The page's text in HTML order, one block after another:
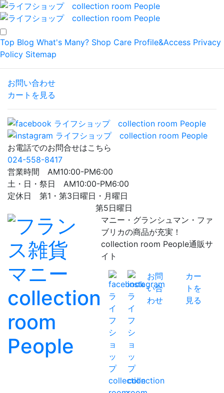
Top Blog What's Many? Shop Care Profile&Access Privacy
Policy Sitemap
お問い合わせ
カートを見る
お電話でのお問合せはこちら
024-558-8417
営業時間 AM10:00-PM6:00
土・日・祭日 AM10:00-PM6:00
定休日 第1・第3日曜日・月曜日
第5日曜日
マニー・グランシュマン・ファ
ブリカの商品が充実！
collection room People通販サ
イト
お問
い合
わせ
カー
トを
見る